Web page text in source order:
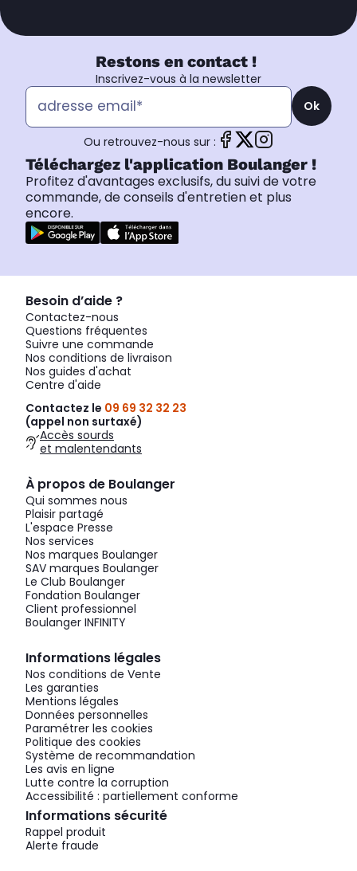
Restons en contact !
Inscrivez-vous à la newsletter
Ok
Ou retrouvez-nous sur :
Téléchargez l'application Boulanger !
Profitez d'avantages exclusifs, du suivi de votre
commande, de conseils d'entretien et plus
encore.
Besoin d’aide ?
Contactez-nous
Questions fréquentes
Suivre une commande
Nos conditions de livraison
Nos guides d'achat
Centre d'aide
Contactez le 09 69 32 32 23
(appel non surtaxé)
Accès sourds
et malentendants
À propos de Boulanger
Qui sommes nous
Plaisir partagé
L'espace Presse
Nos services
Nos marques Boulanger
SAV marques Boulanger
Le Club Boulanger
Fondation Boulanger
Client professionnel
Boulanger INFINITY
Informations légales
Nos conditions de Vente
Les garanties
Mentions légales
Données personnelles
Paramétrer les cookies
Politique des cookies
Système de recommandation
Les avis en ligne
Lutte contre la corruption
Accessibilité : partiellement conforme
Informations sécurité
Rappel produit
Alerte fraude